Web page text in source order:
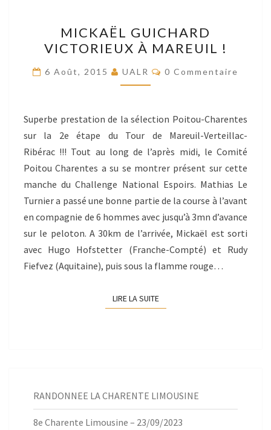
GUICHARD
VICTORIEUX
À
MAREUIL
MICKAËL GUICHARD
VICTORIEUX À MAREUIL !
6 Août, 2015 UALR Commentaires
0 Commentaire
Superbe prestation de la sélection Poitou-Charentes
sur la 2e étape du Tour de Mareuil-Verteillac-
Ribérac !!! Tout au long de l’après midi, le Comité
Poitou Charentes a su se montrer présent sur cette
manche du Challenge National Espoirs. Mathias Le
Turnier a passé une bonne partie de la course à l’avant
en compagnie de 6 hommes avec jusqu’à 3mn d’avance
sur le peloton. A 30km de l’arrivée, Mickaël est sorti
avec Hugo Hofstetter (Franche-Compté) et Rudy
Fiefvez (Aquitaine), puis sous la flamme rouge…
LIRE LA SUITELIRE LA SUITE
RANDONNEE LA CHARENTE LIMOUSINE
8e Charente Limousine – 23/09/2023